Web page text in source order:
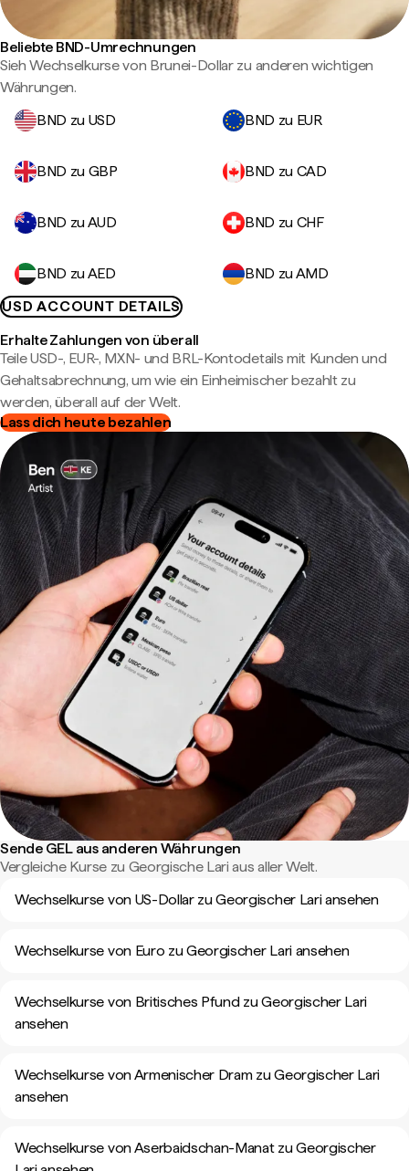
Beliebte BND-Umrechnungen
Sieh Wechselkurse von Brunei-Dollar zu anderen wichtigen
Währungen.
BND zu USD
BND zu EUR
BND zu GBP BND zu CAD
BND zu AUD BND zu CHF
BND zu AED
BND zu AMD
USD ACCOUNT DETAILS
Erhalte Zahlungen von überall
Teile USD-, EUR-, MXN- und BRL-Kontodetails mit Kunden und
Gehaltsabrechnung, um wie ein Einheimischer bezahlt zu
werden, überall auf der Welt.
Lass dich heute bezahlen
Sende GEL aus anderen Währungen
Vergleiche Kurse zu Georgische Lari aus aller Welt.
Wechselkurse von US-Dollar zu Georgischer Lari ansehen
Wechselkurse von Euro zu Georgischer Lari ansehen
Wechselkurse von Britisches Pfund zu Georgischer Lari
ansehen
Wechselkurse von Armenischer Dram zu Georgischer Lari
ansehen
Wechselkurse von Aserbaidschan-Manat zu Georgischer